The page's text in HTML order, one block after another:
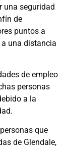
una seguridad
de
puntos a
una distancia
de empleo
personas
a la
que
de Glendale,